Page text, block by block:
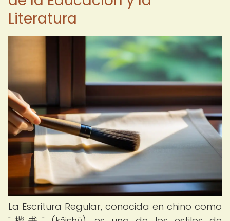
Literatura
La Escritura Regular, conocida en chino como